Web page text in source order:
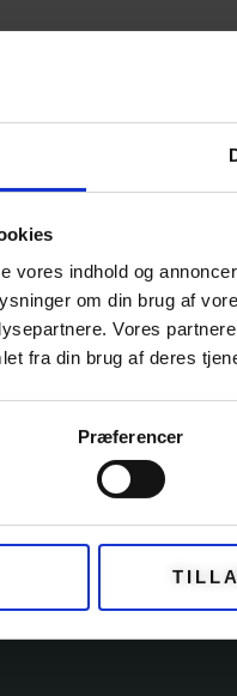
vores indhold og
om din brug af
Vores
fra din brug af deres
Præferencer